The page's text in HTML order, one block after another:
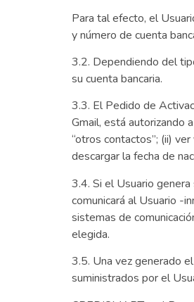
Para tal efecto, el
y número de cuenta
3.2. Dependiendo del
su cuenta bancaria.
3.3. El Pedido de
Gmail, está autorizando
“otros contactos”; (ii)
descargar la fecha de
3.4. Si el Usuario
comunicará al Usuario -
sistemas de
elegida.
3.5. Una vez generado
suministrados por el